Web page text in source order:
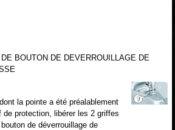
BOUTON DE DEVERROUILLAGE DE
la pointe a été préalablement
de protection, libérer les 2 griffes
de déverrouillage de